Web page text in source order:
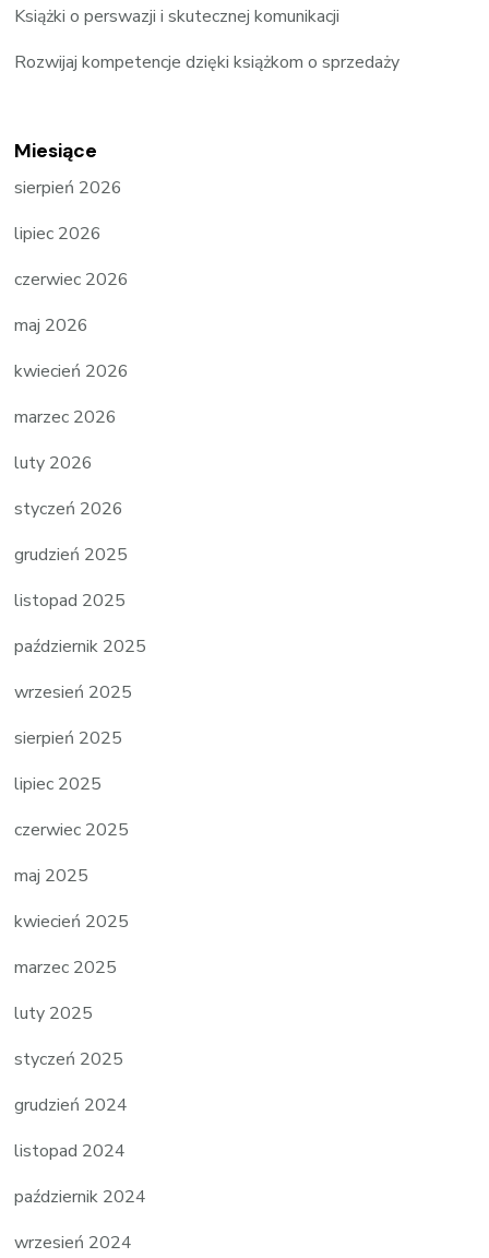
Książki o perswazji i skutecznej komunikacji
Rozwijaj kompetencje dzięki książkom o sprzedaży
Miesiące
sierpień 2026
lipiec 2026
czerwiec 2026
maj 2026
kwiecień 2026
marzec 2026
luty 2026
styczeń 2026
grudzień 2025
listopad 2025
październik 2025
wrzesień 2025
sierpień 2025
lipiec 2025
czerwiec 2025
maj 2025
kwiecień 2025
marzec 2025
luty 2025
styczeń 2025
grudzień 2024
listopad 2024
październik 2024
wrzesień 2024